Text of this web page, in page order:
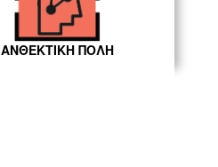
ΑΝΘΕΚΤΙΚΗ ΠΟΛΗ